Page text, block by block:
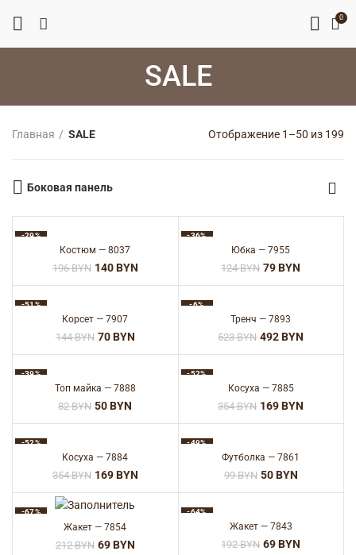
0
SALE
Главная SALE Отображение 1–50 из 199
Боковая панель
-29%
Костюм — 8037
196BYN 140BYN
-36%
Юбка — 7955
124BYN 79BYN
-51%
Корсет — 7907
144BYN 70BYN
-6%
Тренч — 7893
523BYN 492BYN
-39%
Топ майка — 7888
82BYN 50BYN
-52%
Косуха — 7885
354BYN 169BYN
-52%
Косуха — 7884
354BYN 169BYN
-49%
Футболка — 7861
99BYN 50BYN
-67%
Жакет — 7854
212BYN 69BYN
-64%
Жакет — 7843
192BYN 69BYN